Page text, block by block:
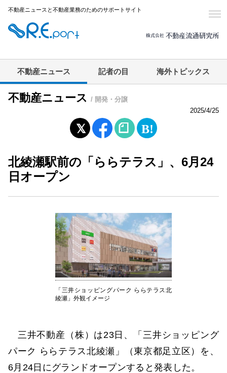
不動産ニュースと不動産業務のためのサポートサイト
不動産ニュース 記者の目 海外トピックス
不動産ニュース / 開発・分譲
2025/4/25
北綾瀬駅前の「ららテラス」、6月24
日オープン
「三井ショッピングパーク ららテラス北
綾瀬」外観イメージ
三井不動産（株）は23日、「三井ショッピング
パーク ららテラス北綾瀬」（東京都足立区）を、
6月24日にグランドオープンすると発表した。